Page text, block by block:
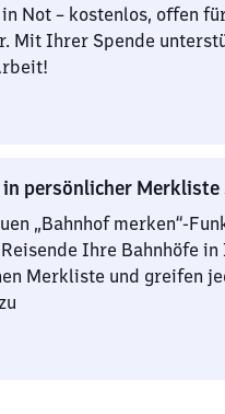
in Not – kostenlos, offen
Mit Ihrer Spende
persönlicher Merkliste
„Bahnhof merken“-
Ihre Bahnhöfe
Merkliste und greifen